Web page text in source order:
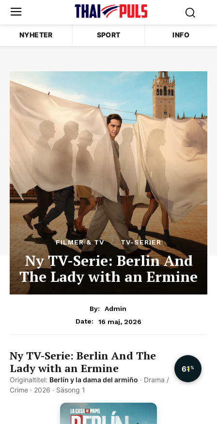
NYHETER SPORT INFO
FILMER & TV TV-SERIER
Ny TV-Serie: Berlin And
The Lady with an Ermine
By:
Admin
Date:
16 maj, 2026
Ny TV-Serie: Berlin And The
Lady with an Ermine
Originaltitel: Berlín y la dama del armiño · Drama /
Crime · 2026 · Säsong 1
61%